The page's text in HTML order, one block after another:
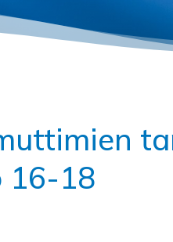
16-18